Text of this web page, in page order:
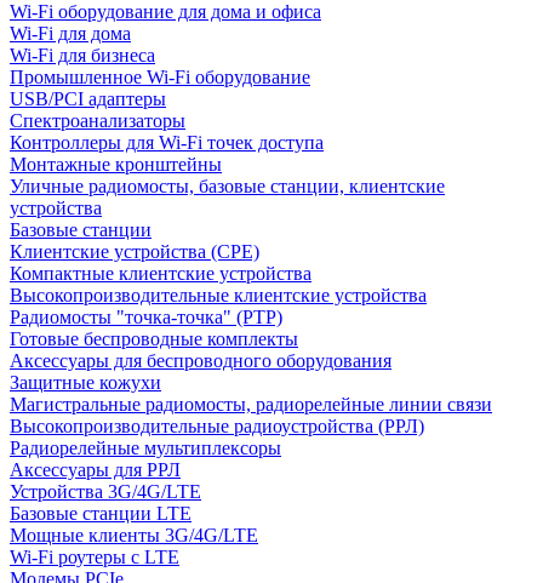
Wi-Fi оборудование для дома и офиса
Wi-Fi для дома
Wi-Fi для бизнеса
Промышленное Wi-Fi оборудование
USB/PCI адаптеры
Cпектроанализаторы
Контроллеры для Wi-Fi точек доступа
Монтажные кронштейны
Уличные радиомосты, базовые станции, клиентские
устройства
Базовые станции
Клиентские устройства (CPE)
Компактные клиентские устройства
Высокопроизводительные клиентские устройства
Радиомосты "точка-точка" (PTP)
Готовые беспроводные комплекты
Аксессуары для беспроводного оборудования
Защитные кожухи
Магистральные радиомосты, радиорелейные линии связи
Высокопроизводительные радиоустройства (РРЛ)
Радиорелейные мультиплексоры
Аксессуары для РРЛ
Устройства 3G/4G/LTE
Базовые станции LTE
Мощные клиенты 3G/4G/LTE
Wi-Fi роутеры с LTE
Модемы PCIe